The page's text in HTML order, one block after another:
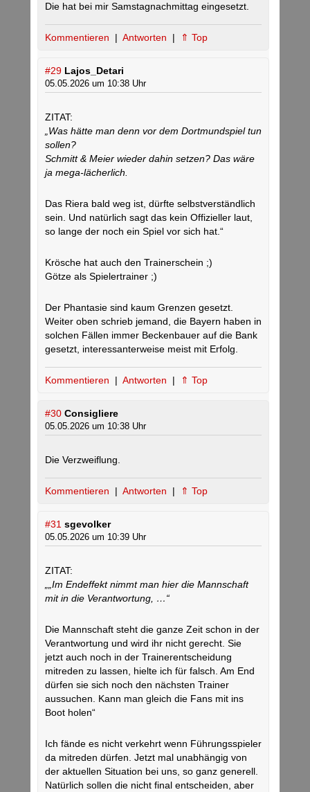
Die hat bei mir Samstagnachmittag eingesetzt.
Kommentieren | Antworten | ⇑ Top
#29 Lajos_Detari
05.05.2026 um 10:38 Uhr
ZITAT:
„Was hätte man denn vor dem Dortmundspiel tun
sollen?
Schmitt & Meier wieder dahin setzen? Das wäre
ja mega-lächerlich.
Das Riera bald weg ist, dürfte selbstverständlich
sein. Und natürlich sagt das kein Offizieller laut,
so lange der noch ein Spiel vor sich hat.“
Krösche hat auch den Trainerschein ;)
Götze als Spielertrainer ;)
Der Phantasie sind kaum Grenzen gesetzt.
Weiter oben schrieb jemand, die Bayern haben in
solchen Fällen immer Beckenbauer auf die Bank
gesetzt, interessanterweise meist mit Erfolg.
Kommentieren | Antworten | ⇑ Top
#30 Consigliere
05.05.2026 um 10:38 Uhr
Die Verzweiflung.
Kommentieren | Antworten | ⇑ Top
#31 sgevolker
05.05.2026 um 10:39 Uhr
ZITAT:
„„Im Endeffekt nimmt man hier die Mannschaft
mit in die Verantwortung, …“
Die Mannschaft steht die ganze Zeit schon in der
Verantwortung und wird ihr nicht gerecht. Sie
jetzt auch noch in der Trainerentscheidung
mitreden zu lassen, hielte ich für falsch. Am End
dürfen sie sich noch den nächsten Trainer
aussuchen. Kann man gleich die Fans mit ins
Boot holen“
Ich fände es nicht verkehrt wenn Führungsspieler
da mitreden dürfen. Jetzt mal unabhängig von
der aktuellen Situation bei uns, so ganz generell.
Natürlich sollen die nicht final entscheiden, aber